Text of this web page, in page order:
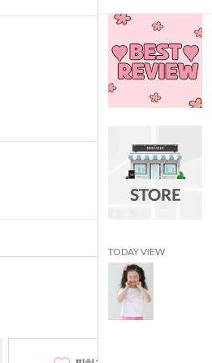
TODAY VIEW